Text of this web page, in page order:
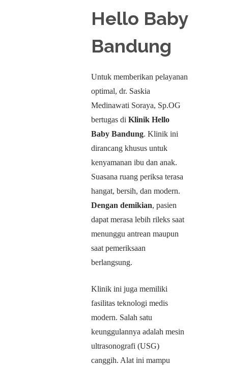
Hello Baby
Bandung
Untuk memberikan pelayanan
optimal, dr. Saskia
Medinawati Soraya, Sp.OG
bertugas di Klinik Hello
Baby Bandung. Klinik ini
dirancang khusus untuk
kenyamanan ibu dan anak.
Suasana ruang periksa terasa
hangat, bersih, dan modern.
Dengan demikian, pasien
dapat merasa lebih rileks saat
menunggu antrean maupun
saat pemeriksaan
berlangsung.
Klinik ini juga memiliki
fasilitas teknologi medis
modern. Salah satu
keunggulannya adalah mesin
ultrasonografi (USG)
canggih. Alat ini mampu